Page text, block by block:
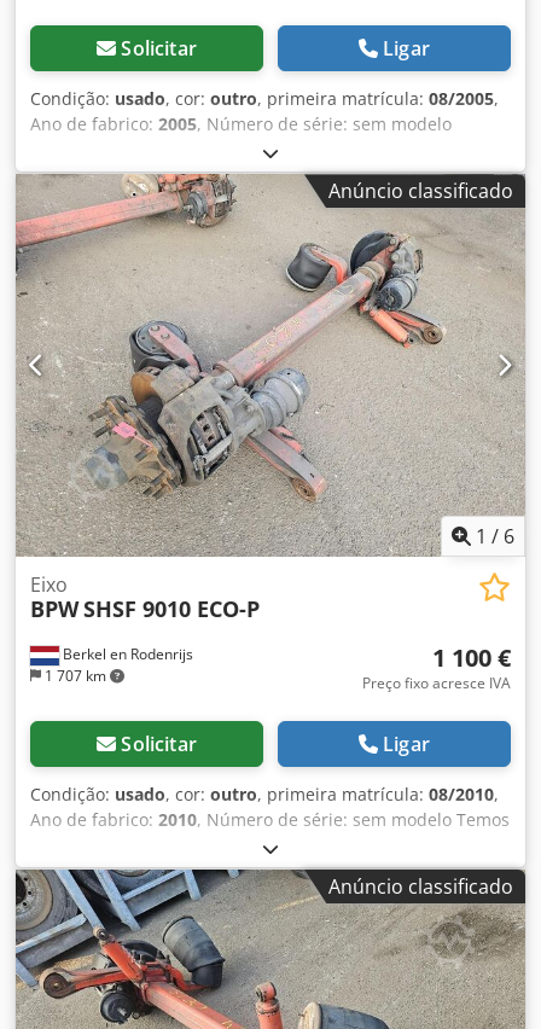
Solicitar Ligar
Condição: usado, cor: outro, primeira matrícula: 08/2005,
Ano de fabrico: 2005, Número de série: sem modelo
Dksdpfx Alozrr Sgjxsr Temos em estoque mais de 100
eixos. Por favor, entre em contato caso não encontre o que
procura.
Anúncio classificado
1 / 6
Berkel en Rodenrijs
1 707 km
Eixo
BPWSHSF 9010 ECO-P
1 100 €
Preço fixo acresce IVA
Solicitar Ligar
Condição: usado, cor: outro, primeira matrícula: 08/2010,
Ano de fabrico: 2010, Número de série: sem modelo Temos
em estoque mais de 100 eixos. Por favor, entre em contato
caso não encontre o que procura. Dedjzrr Rvjpfx Alxekr
Anúncio classificado